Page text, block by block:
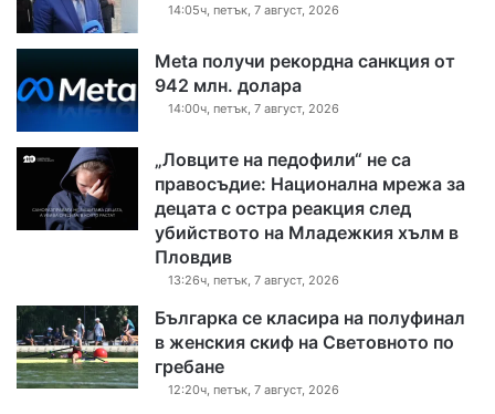
14:05ч, петък, 7 август, 2026
Meta получи рекордна санкция от
942 млн. долара
14:00ч, петък, 7 август, 2026
„Ловците на педофили“ не са
правосъдие: Национална мрежа за
децата с остра реакция след
убийството на Младежкия хълм в
Пловдив
13:26ч, петък, 7 август, 2026
Българка се класира на полуфинал
в женския скиф на Световното по
гребане
12:20ч, петък, 7 август, 2026